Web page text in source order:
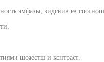
эмфазы, видснив ев
шоаестш и контраст.